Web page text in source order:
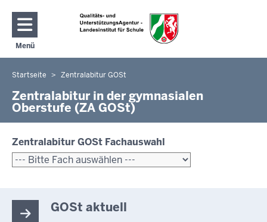
Direkt zum Inhalt
Menü
Navigation aktivieren/deaktivieren: Hauptmenü
Sie
befinden
sich
hier
Startseite Zentralabitur GOSt
Zentralabitur in der gymnasialen
Oberstufe (ZA GOSt)
Zentralabitur GOSt Fachauswahl
GOSt aktuell